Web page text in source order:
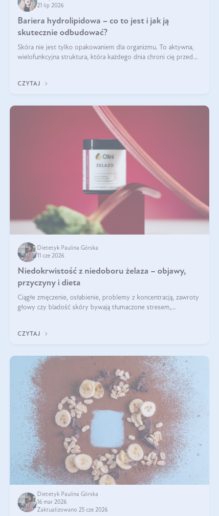
21 lip 2026
Bariera hydrolipidowa – co to jest i jak ją
skutecznie odbudować?
Skóra nie jest tylko opakowaniem dla organizmu. To aktywna,
wielofunkcyjna struktura, która każdego dnia chroni cię przed
bariera hydrolipidowa.
CZYTAJ
Dietetyk Paulina Górska
11 cze 2026
Niedokrwistość z niedoboru żelaza – objawy,
przyczyny i dieta
Ciągłe zmęczenie, osłabienie, problemy z koncentracją, zawroty
głowy czy bladość skóry bywają tłumaczone stresem,
CZYTAJ
Dietetyk Paulina Górska
16 mar 2026
Zaktualizowano 25 cze 2026